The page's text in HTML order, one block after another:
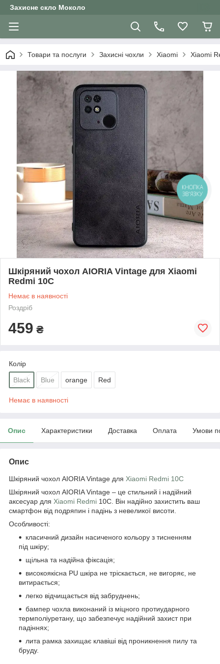
Захисне скло Moколо
Товари та послуги Захисні чохли Xiaomi Xiaomi
Шкіряний чохол AIORIA Vintage для Xiaomi
Redmi 10C
Немає в наявності
Роздріб
459 ₴
Колір
Black Blue orange Red
Немає в наявності
Опис Характеристики Доставка Оплата Умови
Опис
Шкіряний чохол AIORIA Vintage для Xiaomi Redmi 10C
Шкіряний чохол AIORIA Vintage – це стильний і надійний
аксесуар для Xiaomi Redmi 10C. Він надійно захистить ваш
смартфон від подряпин і падінь з невеликої висоти.
Особливості:
класичний дизайн насиченого кольору з тисненням
під шкіру;
щільна та надійна фіксація;
високоякісна PU шкіра не тріскається, не вигоряє, не
витирається;
легко відчищається від забруднень;
бампер чохла виконаний із міцного протиударного
термполіуретану, що забезпечує надійний захист при
падіннях;
лита рамка захищає клавіші від проникнення пилу та
бруду.
КНОПКА
ЗВ'ЯЗКУ